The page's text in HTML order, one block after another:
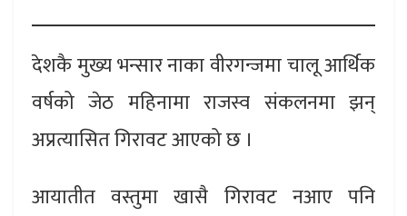
देशकै मुख्य भन्सार नाका वीरगन्जमा चालू आर्थिक
वर्षको जेठ महिनामा राजस्व संकलनमा झन्
अप्रत्यासित गिरावट आएको छ ।
आयातीत वस्तुमा खासै गिरावट नआए पनि